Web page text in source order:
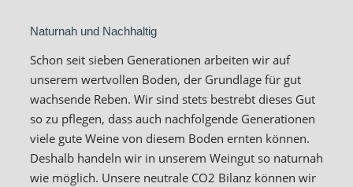
Naturnah und Nachhaltig
Schon seit sieben Generationen arbeiten wir auf
unserem wertvollen Boden, der Grundlage für gut
wachsende Reben. Wir sind stets bestrebt dieses Gut
so zu pflegen, dass auch nachfolgende Generationen
viele gute Weine von diesem Boden ernten können.
Deshalb handeln wir in unserem Weingut so naturnah
wie möglich. Unsere neutrale CO2 Bilanz können wir